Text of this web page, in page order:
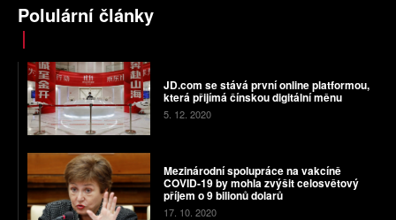
Polulární články
JD.com se stává první online platformou,
která přijímá čínskou digitální měnu
5. 12. 2020
Mezinárodní spolupráce na vakcíně
COVID-19 by mohla zvýšit celosvětový
příjem o 9 bilionů dolarů
17. 10. 2020